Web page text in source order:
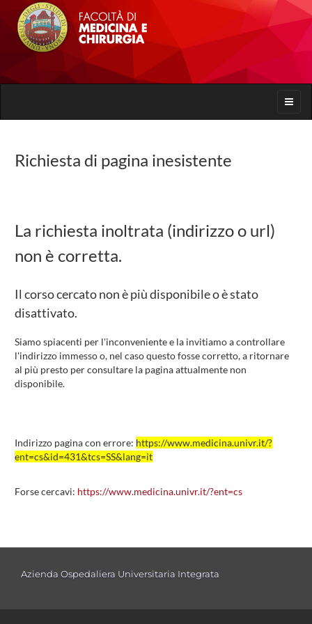
Toggle
Richiesta di pagina inesistente
La richiesta inoltrata (indirizzo o url)
non è corretta.
Il corso cercato non è più disponibile o è stato
disattivato.
Siamo spiacenti per l'inconveniente e la invitiamo a controllare
l'indirizzo immesso o, nel caso questo fosse corretto, a ritornare
al più presto per consultare la pagina attualmente non
disponibile.
Indirizzo pagina con errore: https://www.medicina.univr.it/?
ent=cs&id=431&tcs=SS&lang=it
Forse cercavi: https://www.medicina.univr.it/?ent=cs
Azienda Ospedaliera Universitaria Integrata